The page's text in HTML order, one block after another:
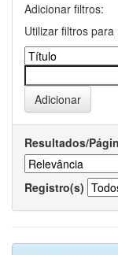
Adicionar filtros:
Utilizar filtros
Resultados/
Registro(s)